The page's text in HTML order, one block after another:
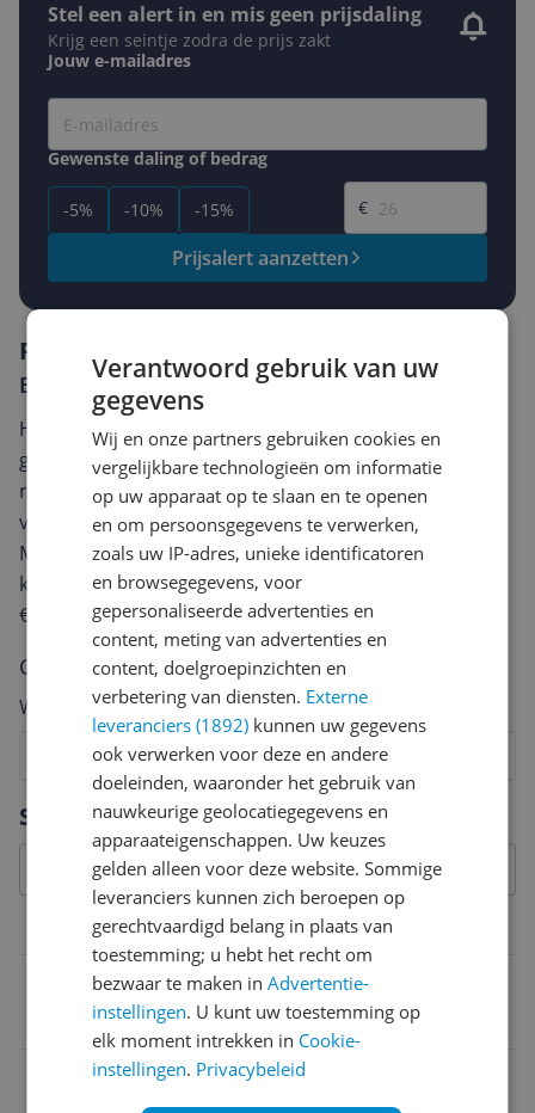
Stel een alert in en mis geen prijsdaling
Krijg een seintje zodra de prijs zakt
Jouw e-mailadres
Gewenste daling of bedrag
-5% -10% -15%
Gewenste prijs
€
Prijsalert aanzetten
Specificaties
Productinformatie
Ingrediënten
aqua/water/eau
Reviews
Er zijn nog geen reviews geschreven
Heb jij dit product in bezit en wil je graag je mening
geven? Start dan hieronder met het schrijven van je
review. Afhankelijk van de details duurt het schrijven
van een review gemiddeld tussen de 3 en 10 minuten.
Met jouw mening help je andere bezoekers een betere
keuze te maken én maak je iedere maand kans op
€250,-!
Klik hier voor de actievoorwaarden.
Cijfer
Welk cijfer geef jij dit product?
8
7
6
5
4
3
2
Vraag 1 van 4
Verantwoord gebruik van uw
gegevens
Wij en onze partners gebruiken cookies en
vergelijkbare technologieën om informatie
op uw apparaat op te slaan en te openen
en om persoonsgegevens te verwerken,
zoals uw IP-adres, unieke identificatoren
en browsegegevens, voor
gepersonaliseerde advertenties en
content, meting van advertenties en
content, doelgroepinzichten en
verbetering van diensten. Externe
leveranciers (1892) kunnen uw gegevens
ook verwerken voor deze en andere
doeleinden, waaronder het gebruik van
nauwkeurige geolocatiegegevens en
apparaateigenschappen. Uw keuzes
gelden alleen voor deze website. Sommige
leveranciers kunnen zich beroepen op
gerechtvaardigd belang in plaats van
toestemming; u hebt het recht om
bezwaar te maken inAdvertentie-
instellingen. U kunt uw toestemming op
elk moment intrekken in Cookie-
instellingen. Privacybeleid